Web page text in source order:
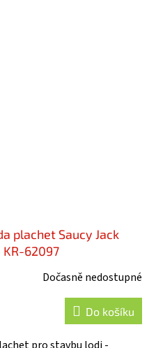
plachet Saucy Jack
62097
Dočasně nedostupné
Do košíku